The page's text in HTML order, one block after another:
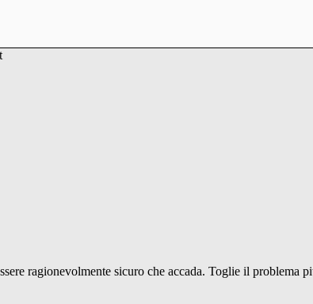
ragionevolmente sicuro che accada. Toglie il problema